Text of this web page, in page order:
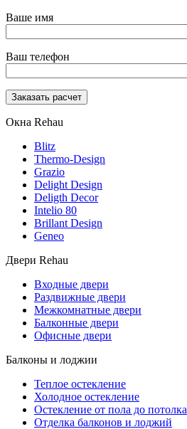
Ваше имя
Ваш телефон
Окна Rehau
Blitz
Thermo-Design
Grazio
Delight Design
Deligth Decor
Intelio 80
Brillant Design
Geneo
Двери Rehau
Входные двери
Раздвижные двери
Межкомнатные двери
Балконные двери
Офисные двери
Балконы и лоджии
Теплое остекление
Холодное остекление
Остекление от пола до потолка
Отделка балконов и лоджий